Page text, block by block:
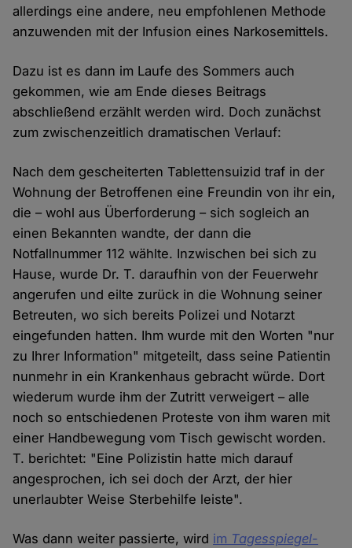
allerdings eine andere, neu empfohlenen Methode
anzuwenden mit der Infusion eines Narkosemittels.
Dazu ist es dann im Laufe des Sommers auch
gekommen, wie am Ende dieses Beitrags
abschließend erzählt werden wird. Doch zunächst
zum zwischenzeitlich dramatischen Verlauf:
Nach dem gescheiterten Tablettensuizid traf in der
Wohnung der Betroffenen eine Freundin von ihr ein,
die – wohl aus Überforderung – sich sogleich an
einen Bekannten wandte, der dann die
Notfallnummer 112 wählte. Inzwischen bei sich zu
Hause, wurde Dr. T. daraufhin von der Feuerwehr
angerufen und eilte zurück in die Wohnung seiner
Betreuten, wo sich bereits Polizei und Notarzt
eingefunden hatten. Ihm wurde mit den Worten "nur
zu Ihrer Information" mitgeteilt, dass seine Patientin
nunmehr in ein Krankenhaus gebracht würde. Dort
wiederum wurde ihm der Zutritt verweigert – alle
noch so entschiedenen Proteste von ihm waren mit
einer Handbewegung vom Tisch gewischt worden.
T. berichtet: "Eine Polizistin hatte mich darauf
angesprochen, ich sei doch der Arzt, der hier
unerlaubter Weise Sterbehilfe leiste".
Was dann weiter passierte, wird im Tagesspiegel-